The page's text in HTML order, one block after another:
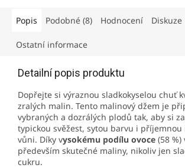
Popis Podobné (8) Hodnocení Diskuze
Ostatní informace
Detailní popis produktu
Dopřejte si výraznou sladkokyselou chuť
zralých malin. Tento malinový džem je
vybraných a dozrálých plodů tak, aby si
typickou svěžest, sytou barvu i příjemnou
vůni. Díky vysokému podílu ovoce (58
především skutečné maliny, nikoliv jen
cukru.